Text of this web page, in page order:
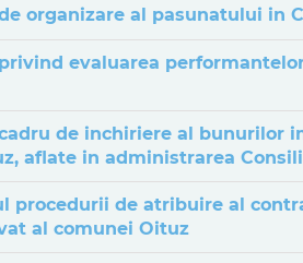
organizare al pasunatului in
evaluarea
de inchiriere al bunurilor
aflate in administrarea
procedurii de atribuire al
al comunei Oituz